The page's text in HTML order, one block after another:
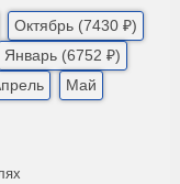
Октябрь (7430 ₽)
Январь (6752 ₽)
Май